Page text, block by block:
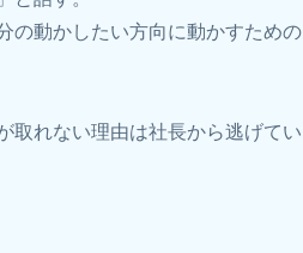
の動かしたい方向に動かすための
取れない理由は社長から逃げてい